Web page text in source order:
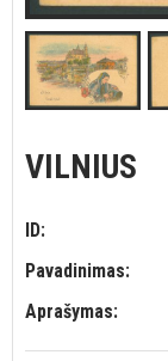
VILNIUS
ID:
Pavadinimas:
Aprašymas: